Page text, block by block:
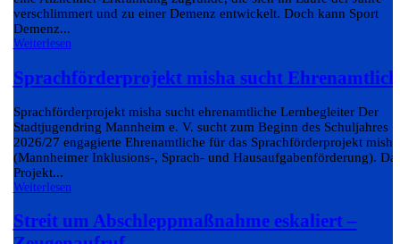
verschlimmert und zu einer Demenz entwickelt. Doch kann Sport
Demenz...
Weiterlesen
Sprachförderprojekt misha sucht
Sprachförderprojekt misha sucht ehrenamtliche Lernbegleiter Der
Stadtjugendring Mannheim e. V. sucht zum Beginn des Schuljahres
2026/27 engagierte Ehrenamtliche für das Sprachförderprojekt misha
(Mannheimer Inklusions-, Sprach- und Hausaufgabenförderung).
Projekt...
Weiterlesen
Streit um Abschleppmaßnahme eskaliert –